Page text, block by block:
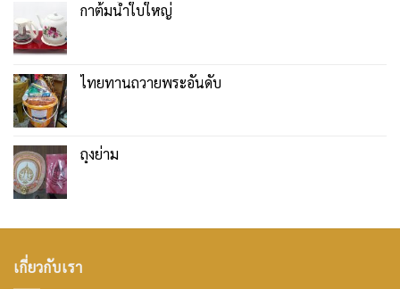
กาต้มน้ำใบใหญ่
ไทยทานถวายพระอันดับ
ถุงย่าม
เกี่ยวกับเรา